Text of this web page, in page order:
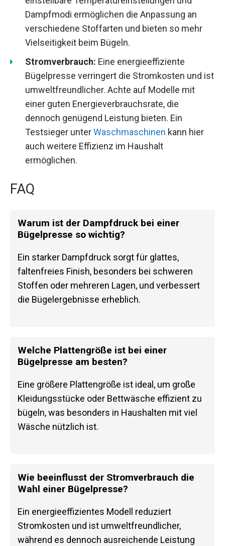
Dampfmodi ermöglichen die Anpassung an
verschiedene Stoffarten und bieten so mehr
Vielseitigkeit beim Bügeln.
Stromverbrauch: Eine energieeffiziente
Bügelpresse verringert die Stromkosten und ist
umweltfreundlicher. Achte auf Modelle mit
einer guten Energieverbrauchsrate, die
dennoch genügend Leistung bieten. Ein
Testsieger unterWaschmaschinen kann hier
auch weitere Effizienz im Haushalt
ermöglichen.
FAQ
Warum ist der Dampfdruck bei einer
Bügelpresse so wichtig?
Ein starker Dampfdruck sorgt für glattes,
faltenfreies Finish, besonders bei schweren
Stoffen oder mehreren Lagen, und verbessert
die Bügelergebnisse erheblich.
Welche Plattengröße ist bei einer
Bügelpresse am besten?
Eine größere Plattengröße ist ideal, um große
Kleidungsstücke oder Bettwäsche effizient zu
bügeln, was besonders in Haushalten mit viel
Wäsche nützlich ist.
Wie beeinflusst der Stromverbrauch die
Wahl einer Bügelpresse?
Ein energieeffizientes Modell reduziert
Stromkosten und ist umweltfreundlicher,
während es dennoch ausreichende Leistung